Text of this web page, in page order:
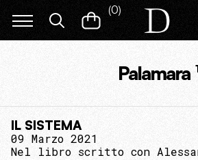
(0)
Palamara 1
IL SISTEMA
09 Marzo 2021
Nel libro scritto con